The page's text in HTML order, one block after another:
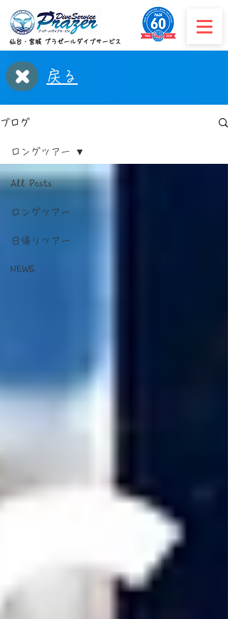
​仙台・宮城 プラゼールダイブサービス
戻る
ブログ
All Posts
ロングツアー
日帰りツアー
NEWS
ロングツアー